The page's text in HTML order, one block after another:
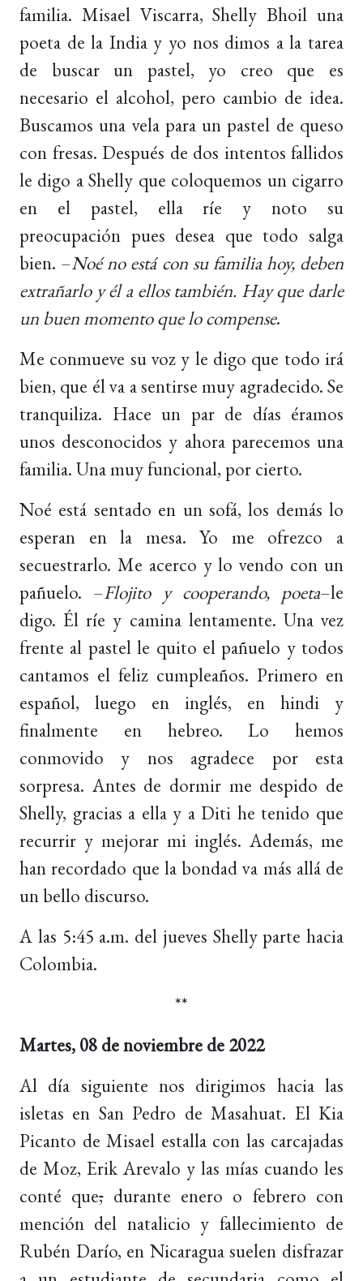
familia. Misael Viscarra, Shelly Bhoil una
poeta de la India y yo nos dimos a la tarea
de buscar un pastel, yo creo que es
necesario el alcohol, pero cambio de idea.
Buscamos una vela para un pastel de queso
con fresas. Después de dos intentos fallidos
le digo a Shelly que coloquemos un cigarro
en el pastel, ella ríe y noto su
preocupación pues desea que todo salga
bien. –Noé no está con su familia hoy, deben
extrañarlo y él a ellos también. Hay que darle
un buen momento que lo compense.
Me conmueve su voz y le digo que todo irá
bien, que él va a sentirse muy agradecido. Se
tranquiliza. Hace un par de días éramos
unos desconocidos y ahora parecemos una
familia. Una muy funcional, por cierto.
Noé está sentado en un sofá, los demás lo
esperan en la mesa. Yo me ofrezco a
secuestrarlo. Me acerco y lo vendo con un
pañuelo. –Flojito y cooperando, poeta–le
digo. Él ríe y camina lentamente. Una vez
frente al pastel le quito el pañuelo y todos
cantamos el feliz cumpleaños. Primero en
español, luego en inglés, en hindi y
finalmente en hebreo. Lo hemos
conmovido y nos agradece por esta
sorpresa. Antes de dormir me despido de
Shelly, gracias a ella y a Diti he tenido que
recurrir y mejorar mi inglés. Además, me
han recordado que la bondad va más allá de
un bello discurso.
A las 5:45 a.m. del jueves Shelly parte hacia
Colombia.
**
Martes, 08 de noviembre de 2022
Al día siguiente nos dirigimos hacia las
isletas en San Pedro de Masahuat. El Kia
Picanto de Misael estalla con las carcajadas
de Moz, Erik Arevalo y las mías cuando les
conté que,durante enero o febrero con
mención del natalicio y fallecimiento de
Rubén Darío, en Nicaragua suelen disfrazar